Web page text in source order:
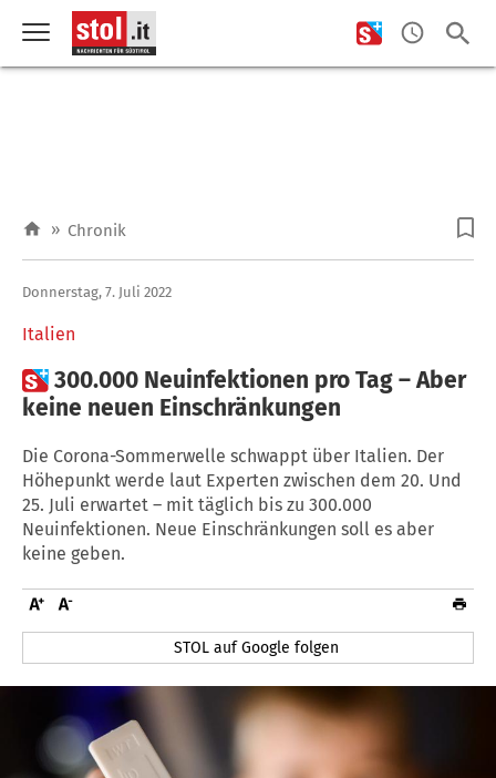
» Chronik
Italien
Donnerstag, 7. Juli 2022
300.000 Neuinfektionen pro Tag – Aber
keine neuen Einschränkungen
Die Corona-Sommerwelle schwappt über Italien. Der
Höhepunkt werde laut Experten zwischen dem 20. Und
25. Juli erwartet – mit täglich bis zu 300.000
Neuinfektionen. Neue Einschränkungen soll es aber
keine geben.
STOL auf Google folgen